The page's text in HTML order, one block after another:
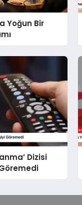
Yoğun Bir
Dizisi